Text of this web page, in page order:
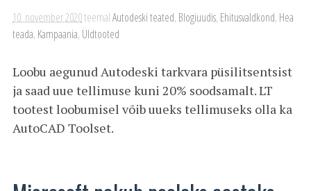
10. november 2020teemalAutodeski teated, Blogiuudis, Ehitusvaldkond, Hea
teada, Kampaania, Üldtooted
Loobu aegunud Autodeski tarkvara püsilitsentsist
ja saad uue tellimuse kuni 20% soodsamalt. LT
tootest loobumisel võib uueks tellimuseks olla ka
AutoCAD Toolset.